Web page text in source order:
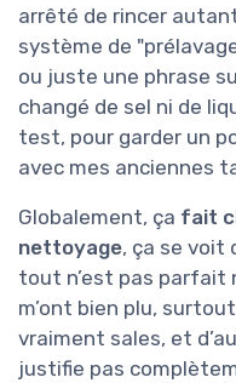
arrêté de rincer
système de
ou juste une phrase
changé de sel ni de
test, pour garder un
avec mes anciennes
Globalement, ça fait
nettoyage, ça se voit
tout n’est pas parfait
m’ont bien plu,
vraiment sales, et
justifie pas